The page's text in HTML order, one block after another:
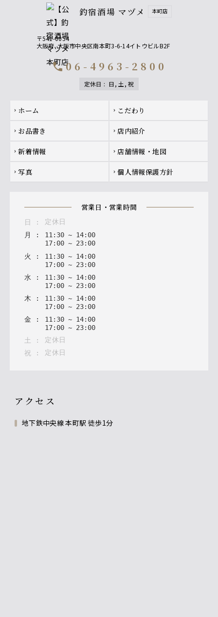
釣宿酒場 マヅメ 本町店
〒541-0054
大阪府 大阪市中央区南本町3-6-14イトウビルB2F
call06-4963-2800
定休日 : 日, 土, 祝
Footer navigation
chevron_right ホーム chevron_right こだわり
chevron_right お品書き chevron_right 店内紹介
chevron_right 新着情報 chevron_right 店舗情報・地図
chevron_right 写真 chevron_right 個人情報保護方針
営業日・営業時間
日 :
定休日
月
: 11: 30 ~ 14: 00
17: 00 ~ 23: 00
火
: 11 : 30 ~ 14: 00
17: 00 ~ 23: 00
水 : 11 : 30 ~ 14: 00
17: 00 ~ 23: 00
木 : 11 : 30 ~ 14: 00
17: 00 ~ 23: 00
金 : 11 : 30 ~ 14: 00
17: 00 ~ 23: 00
土
:
定休日
祝 : 定休日
アクセス
地下鉄中央線 本町駅 徒歩1分